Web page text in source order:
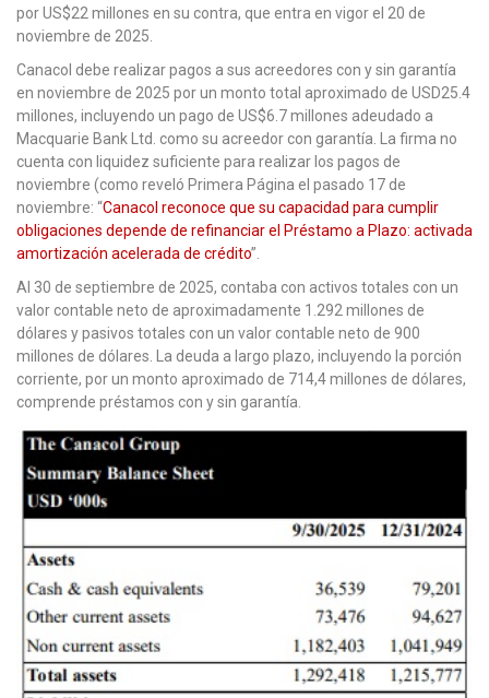
por US$22 millones en su contra, que entra en vigor el 20 de
noviembre de 2025.
Canacol debe realizar pagos a sus acreedores con y sin garantía
en noviembre de 2025 por un monto total aproximado de USD25.4
millones, incluyendo un pago de US$6.7 millones adeudado a
Macquarie Bank Ltd. como su acreedor con garantía. La firma no
cuenta con liquidez suficiente para realizar los pagos de
noviembre (como reveló Primera Página el pasado 17 de
noviembre: “Canacol reconoce que su capacidad para cumplir
obligaciones depende de refinanciar el Préstamo a Plazo: activada
amortización acelerada de crédito”.
Al 30 de septiembre de 2025, contaba con activos totales con un
valor contable neto de aproximadamente 1.292 millones de
dólares y pasivos totales con un valor contable neto de 900
millones de dólares. La deuda a largo plazo, incluyendo la porción
corriente, por un monto aproximado de 714,4 millones de dólares,
comprende préstamos con y sin garantía.